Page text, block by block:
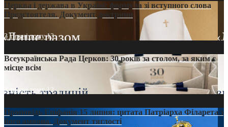
Церква і держава в Україні: формула зі вступного слова
Предстоятеля. Документ доктрини
3 тижні тому13
Всеукраїнська Рада Церков: 30 років за столом, за яким є
місце всім
3 тижні тому12
Проповідь Епіфанія 15 липня: цитата Патріарха Філарета з
його амвона. Документ тяглості